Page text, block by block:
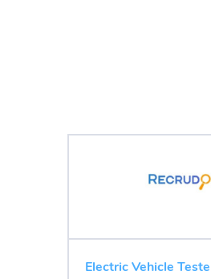
Electric Vehicle